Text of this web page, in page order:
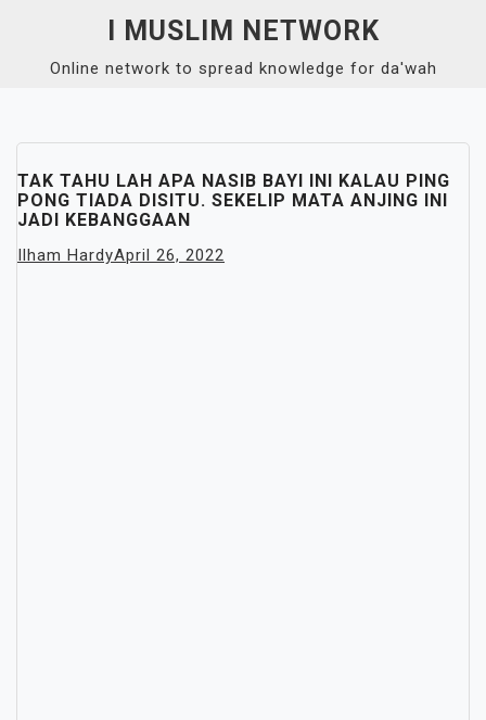
content
I MUSLIM NETWORK
Online network to spread knowledge for da'wah
TAK TAHU LAH APA NASIB BAYI INI KALAU PING
PONG TIADA DISITU. SEKELIP MATA ANJING INI
JADI KEBANGGAAN
Ilham HardyApril 26, 2022